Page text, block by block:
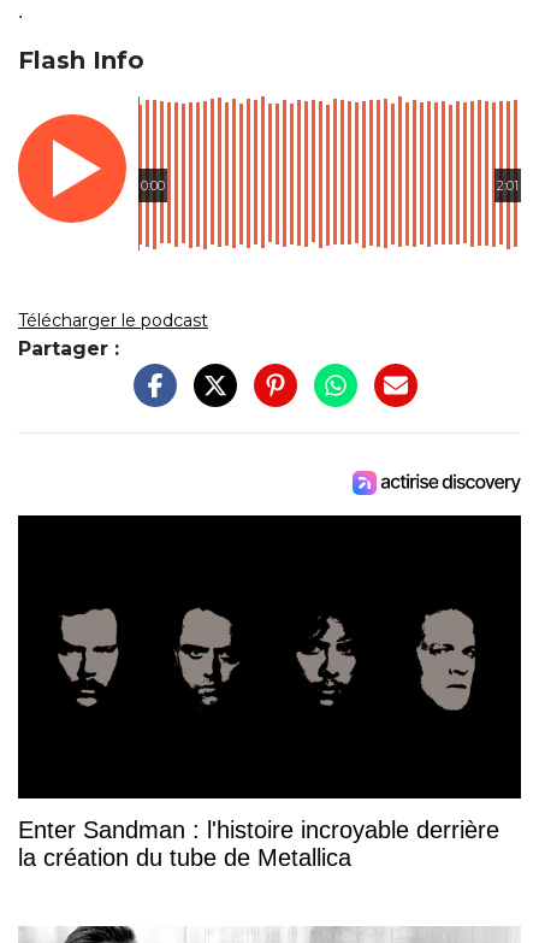
.
Flash Info
0:00 2:01
Télécharger le podcast
Partager :
Enter Sandman : l'histoire incroyable derrière
la création du tube de Metallica